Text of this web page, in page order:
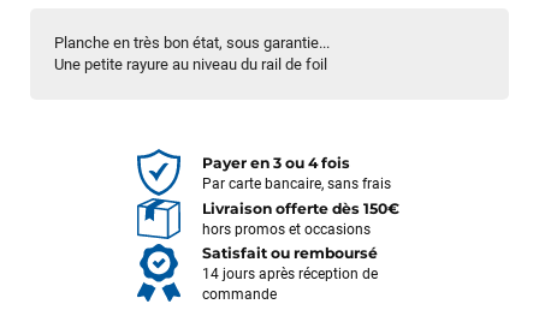
Planche en très bon état, sous garantie...
Une petite rayure au niveau du rail de foil
Payer en 3 ou 4 fois
Par carte bancaire, sans frais
Livraison offerte dès 150€
hors promos et occasions
Satisfait ou remboursé
14 jours après réception de
commande